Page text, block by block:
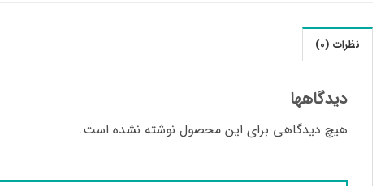
نظرات (0)
دیدگاهها
هیچ دیدگاهی برای این محصول نوشته نشده است.